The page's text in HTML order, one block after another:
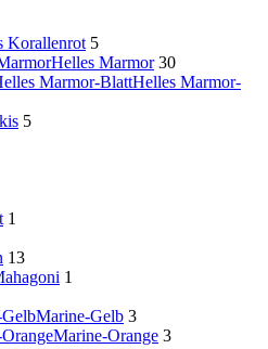
Korallenrot 5
Helles Marmor 30
Marmor-BlattHelles Marmor-
5
1
13
1
Marine-Gelb 3
Marine-Orange 3